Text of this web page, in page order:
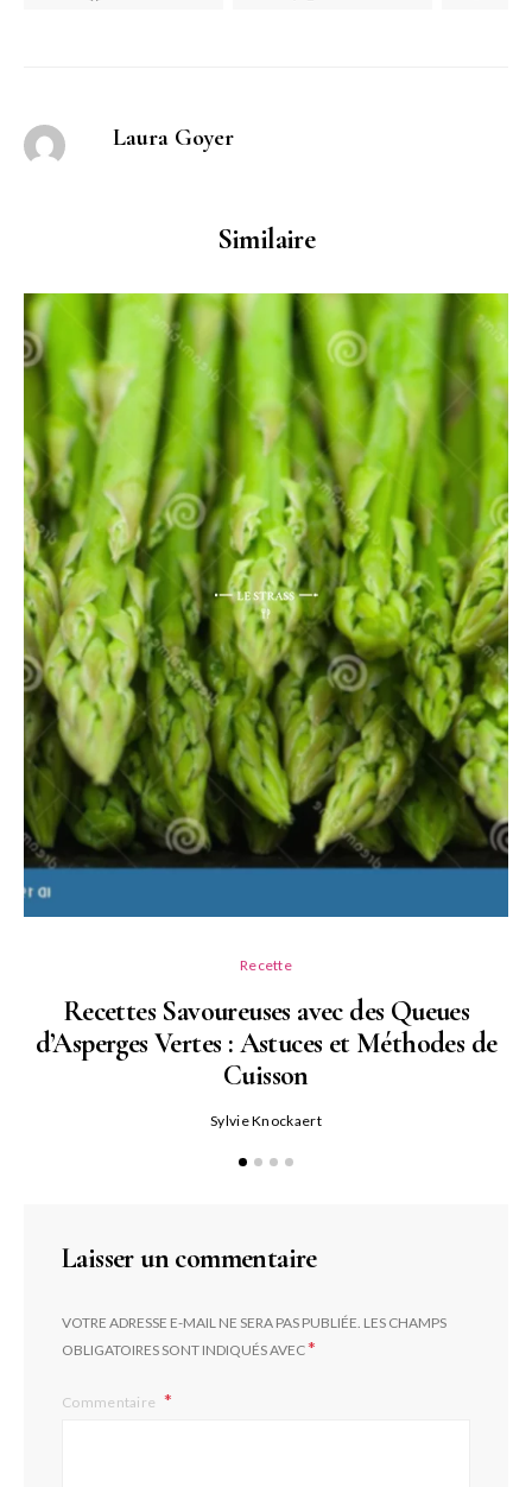
Laura Goyer
Similaire
Recette
Recettes Savoureuses avec des Queues
d’Asperges Vertes : Astuces et Méthodes de
Cuisson
Sylvie Knockaert
Laisser un commentaire
VOTRE ADRESSE E-MAIL NE SERA PAS PUBLIÉE. LES CHAMPS
OBLIGATOIRES SONT INDIQUÉS AVEC*
Commentaire